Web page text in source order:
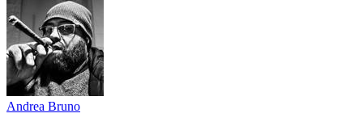
Andrea Bruno